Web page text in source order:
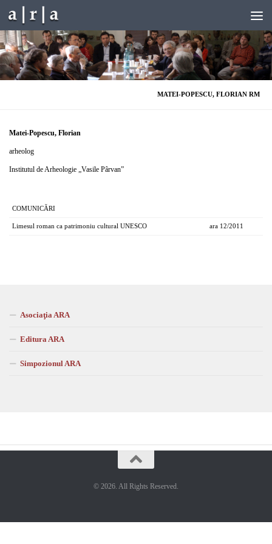
Skip to content
MATEI-POPESCU, FLORIAN RM
Matei-Popescu, Florian
arheolog
Institutul de Arheologie „Vasile Pârvan”
COMUNICĂRI
Limesul roman ca patrimoniu cultural UNESCO ara 12/2011
Asociaţia ARA
Editura ARA
Simpozionul ARA
© 2026. All Rights Reserved.